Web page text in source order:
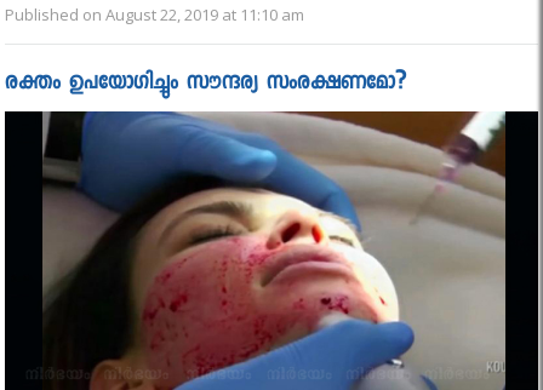
Published on August 22, 2019 at 11:10 am
രക്തം ഉപയോഗിച്ചും സൗന്ദര്യ സംരക്ഷണമോ?